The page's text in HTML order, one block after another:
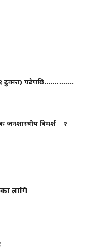
टुक्का) पढेपछि...............
जनशास्त्रीय विमर्श – २
लागि